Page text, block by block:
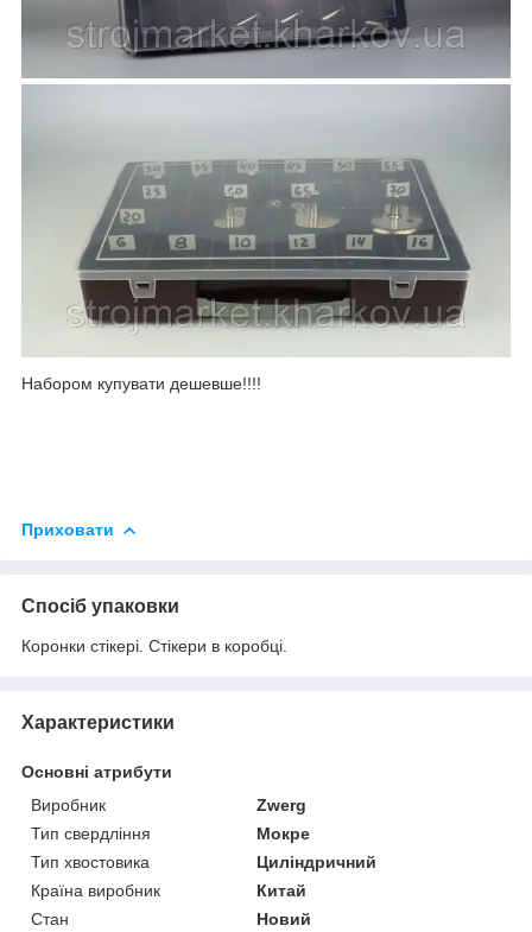
Набором купувати дешевше!!!!
Приховати
Спосіб упаковки
Коронки стікері. Стікери в коробці.
Характеристики
Основні атрибути
Виробник
Zwerg
Тип свердління
Мокре
Тип хвостовика
Циліндричний
Країна виробник
Китай
Стан
Новий